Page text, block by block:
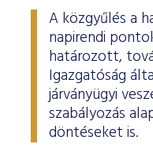
A közgyűlés a
napirendi
határozott,
Igazgatóság
járványügyi
szabályozás
döntéseket is.